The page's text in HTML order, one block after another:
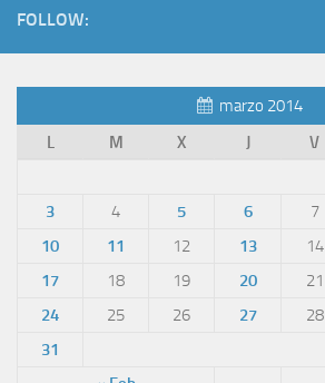
FOLLOW:
marzo 2014
L
M X J V
3
4 5 6 7
10
11 12 13 14
17
18 19 20 21
24
25 26 27 28
31